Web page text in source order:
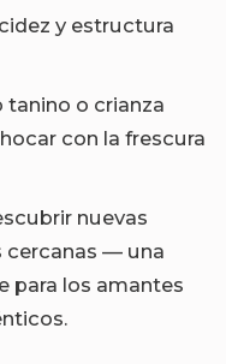
y estructura
o crianza
con la frescura
nuevas
cercanas — una
para los amantes